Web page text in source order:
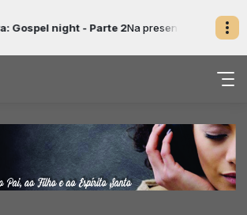
night - Parte 2Na presença do Pai das 17:40